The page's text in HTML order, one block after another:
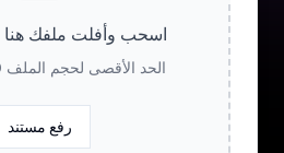
اسحب وأفلت ملفك هنا
الحد الأقصى لحجم الملف 100 ميغابايت!
رفع مستند